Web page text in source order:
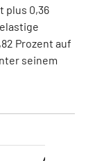
plus 0,36
Prozent auf
seinem